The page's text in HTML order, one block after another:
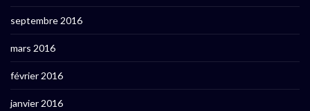
septembre 2016
mars 2016
février 2016
janvier 2016